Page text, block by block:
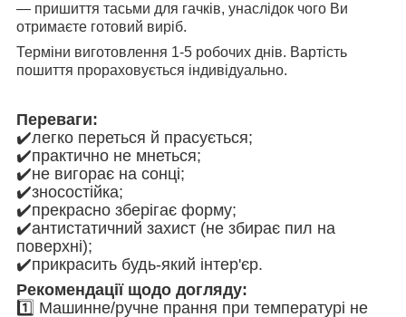
— пришиття тасьми для гачків, унаслідок чого Ви
отримаєте готовий виріб.
Терміни виготовлення 1-5 робочих днів. Вартість
пошиття прораховується індивідуально.
Переваги:
✔️легко переться й прасується;
✔️практично не мнеться;
✔️не вигорає на сонці;
✔️зносостійка;
✔️прекрасно зберігає форму;
✔️антистатичний захист (не збирає пил на
поверхні);
✔️прикрасить будь-який інтер'єр.
Рекомендації щодо догляду:
1️⃣ Машинне/ручне прання при температурі не